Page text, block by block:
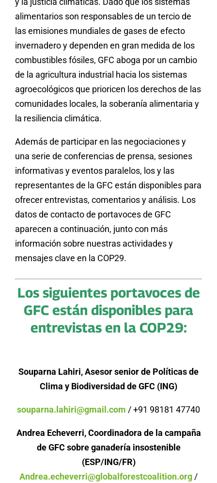
alimentarios son responsables de un tercio de
las emisiones mundiales de gases de efecto
invernadero y dependen en gran medida de los
combustibles fósiles, GFC aboga por un cambio
de la agricultura industrial hacia los sistemas
agroecológicos que prioricen los derechos de las
comunidades locales, la soberanía alimentaria y
la resiliencia climática.
Además de participar en las negociaciones y
una serie de conferencias de prensa, sesiones
informativas y eventos paralelos, los y las
representantes de la GFC están disponibles para
ofrecer entrevistas, comentarios y análisis. Los
datos de contacto de portavoces de GFC
aparecen a continuación, junto con más
información sobre nuestras actividades y
mensajes clave en la COP29.
Los siguientes portavoces de
GFC están disponibles para
entrevistas en la COP29:
Souparna Lahiri, Asesor senior de Políticas de
Clima y Biodiversidad de GFC (ING)
souparna.lahiri@gmail.com / +91 98181 47740
Andrea Echeverri, Coordinadora de la campaña
de GFC sobre ganadería insostenible
(ESP/ING/FR)
Andrea.echeverri@globalforestcoalition.org /